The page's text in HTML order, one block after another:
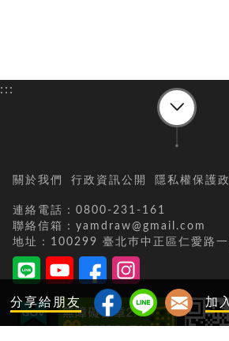
分享給朋友 加
:::
關於我們 行政資訊公開 隱私權保護
連絡電話：0800-231-161
聯絡信箱：yamdraw@gmail.com
地址：100299 臺北巿中正區仁愛路